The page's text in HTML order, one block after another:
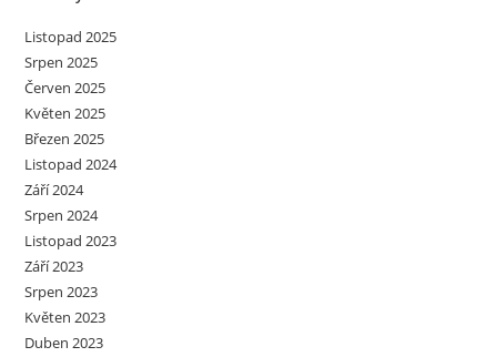
Listopad 2025
Srpen 2025
Červen 2025
Květen 2025
Březen 2025
Listopad 2024
Září 2024
Srpen 2024
Listopad 2023
Září 2023
Srpen 2023
Květen 2023
Duben 2023